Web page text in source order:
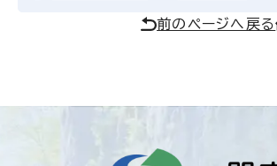
前のページへ戻る